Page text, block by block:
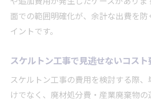
信頼できるスケルトン工事
見積もり比較でスケルトン工
スケルトン工事で避けたい追
内装費用を抑えるスケルト
ツ
面での範囲明確化が、余計な出費を
イントです。
スケルトン工事で見逃せないコスト
スケルトン工事の費用を検討する際
けでなく、廃材処分費・産業廃棄物